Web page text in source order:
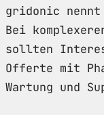
gridonic
Bei
sollten
Offerte mit
Wartung und